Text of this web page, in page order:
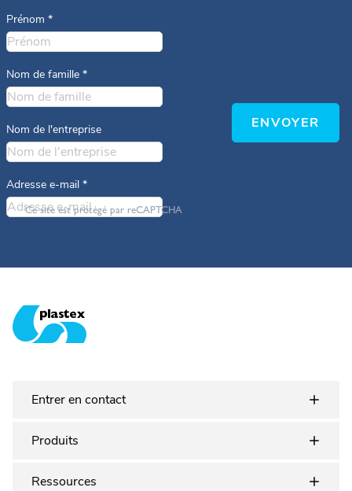
Prénom *
Nom de famille *
Nom de l'entreprise
Adresse e-mail *
Ce site est protégé par reCAPTCHA
ENVOYER
Entrer en contact
Produits
Ressources